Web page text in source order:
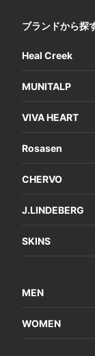
ブランドから探
Heal Creek
MUNITALP
VIVA HEART
Rosasen
CHERVO
J.LINDEBERG
SKINS
MEN
WOMEN